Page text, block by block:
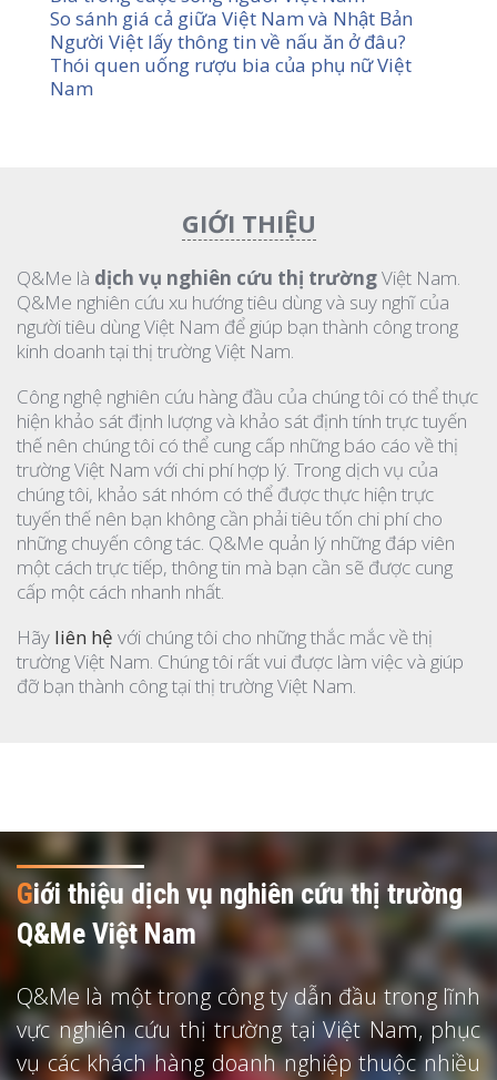
So sánh giá cả giữa Việt Nam và Nhật Bản
Người Việt lấy thông tin về nấu ăn ở đâu?
Thói quen uống rượu bia của phụ nữ Việt
Nam
GIỚI THIỆU
Q&Me là dịch vụ nghiên cứu thị trườngViệt Nam.
Q&Me nghiên cứu xu hướng tiêu dùng và suy nghĩ của
người tiêu dùng Việt Nam để giúp bạn thành công trong
kinh doanh tại thị trường Việt Nam.
Công nghệ nghiên cứu hàng đầu của chúng tôi có thể thực
hiện khảo sát định lượng và khảo sát định tính trực tuyến
thế nên chúng tôi có thể cung cấp những báo cáo về thị
trường Việt Nam với chi phí hợp lý. Trong dịch vụ của
chúng tôi, khảo sát nhóm có thể được thực hiện trực
tuyến thế nên bạn không cần phải tiêu tốn chi phí cho
những chuyến công tác. Q&Me quản lý những đáp viên
một cách trực tiếp, thông tin mà bạn cần sẽ được cung
cấp một cách nhanh nhất.
Hãy liên hệ với chúng tôi cho những thắc mắc về thị
trường Việt Nam. Chúng tôi rất vui được làm việc và giúp
đỡ bạn thành công tại thị trường Việt Nam.
Giới thiệu dịch vụ nghiên cứu thị trường
Q&Me Việt Nam
Q&Me là một trong công ty dẫn đầu trong lĩnh
vực nghiên cứu thị trường tại Việt Nam, phục
vụ các khách hàng doanh nghiệp thuộc nhiều